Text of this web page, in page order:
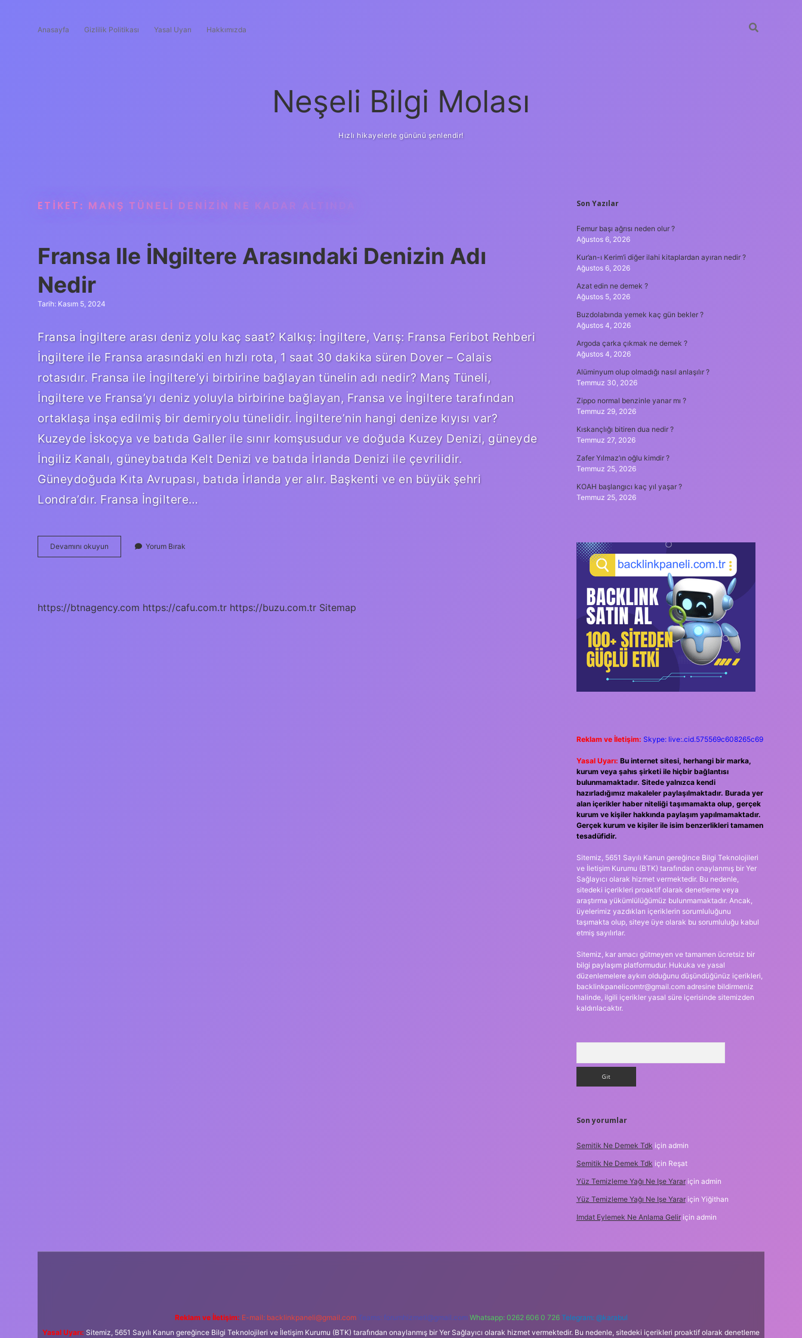
Anasayfa Gizlilik Politikası Yasal Uyarı Hakkımızda
Neşeli Bilgi Molası
Hızlı hikayelerle gününü şenlendir!
ETIKET: MANŞ TÜNELI DENIZIN NE KADAR ALTINDA
Fransa Ile İNgiltere Arasındaki Denizin Adı
Nedir
Tarih: Kasım 5, 2024
Fransa İngiltere arası deniz yolu kaç saat? Kalkış: İngiltere, Varış: Fransa Feribot Rehberi
İngiltere ile Fransa arasındaki en hızlı rota, 1 saat 30 dakika süren Dover – Calais
rotasıdır. Fransa ile İngiltere’yi birbirine bağlayan tünelin adı nedir? Manş Tüneli,
İngiltere ve Fransa’yı deniz yoluyla birbirine bağlayan, Fransa ve İngiltere tarafından
ortaklaşa inşa edilmiş bir demiryolu tünelidir. İngiltere’nin hangi denize kıyısı var?
Kuzeyde İskoçya ve batıda Galler ile sınır komşusudur ve doğuda Kuzey Denizi, güneyde
İngiliz Kanalı, güneybatıda Kelt Denizi ve batıda İrlanda Denizi ile çevrilidir.
Güneydoğuda Kıta Avrupası, batıda İrlanda yer alır. Başkenti ve en büyük şehri
Londra’dır. Fransa İngiltere…
Devamını okuyun
Ile
Nedir
Yorum Bırak
https://btnagency.com https://cafu.com.tr https://buzu.com.tr Sitemap
SIDEBAR
Son Yazılar
Femur başı ağrısı neden olur ?
Ağustos 6, 2026
Kur’an-ı Kerim’i diğer ilahi kitaplardan ayıran nedir ?
Ağustos 6, 2026
Azat edin ne demek ?
Ağustos 5, 2026
Buzdolabında yemek kaç gün bekler ?
Ağustos 4, 2026
Argoda çarka çıkmak ne demek ?
Ağustos 4, 2026
Alüminyum olup olmadığı nasıl anlaşılır ?
Temmuz 30, 2026
Zippo normal benzinle yanar mı ?
Temmuz 29, 2026
Kıskançlığı bitiren dua nedir ?
Temmuz 27, 2026
Zafer Yılmaz’ın oğlu kimdir ?
Temmuz 25, 2026
KOAH başlangıcı kaç yıl yaşar ?
Temmuz 25, 2026
Reklam ve İletişim: Skype: live:.cid.575569c608265c69
Yasal Uyarı: Bu internet sitesi, herhangi bir marka,
kurum veya şahıs şirketi ile hiçbir bağlantısı
bulunmamaktadır. Sitede yalnızca kendi
hazırladığımız makaleler paylaşılmaktadır. Burada yer
alan içerikler haber niteliği taşımamakta olup, gerçek
kurum ve kişiler hakkında paylaşım yapılmamaktadır.
Gerçek kurum ve kişiler ile isim benzerlikleri tamamen
tesadüfidir.
Sitemiz, 5651 Sayılı Kanun gereğince Bilgi Teknolojileri
ve İletişim Kurumu (BTK) tarafından onaylanmış bir Yer
Sağlayıcı olarak hizmet vermektedir. Bu nedenle,
sitedeki içerikleri proaktif olarak denetleme veya
araştırma yükümlülüğümüz bulunmamaktadır. Ancak,
üyelerimiz yazdıkları içeriklerin sorumluluğunu
taşımakta olup, siteye üye olarak bu sorumluluğu kabul
etmiş sayılırlar.
Sitemiz, kar amacı gütmeyen ve tamamen ücretsiz bir
bilgi paylaşım platformudur. Hukuka ve yasal
düzenlemelere aykırı olduğunu düşündüğünüz içerikleri,
backlinkpanelicomtr@gmail.comadresine bildirmeniz
halinde, ilgili içerikler yasal süre içerisinde sitemizden
kaldırılacaktır.
Son yorumlar
Semitik Ne Demek Tdk için admin
Semitik Ne Demek Tdk için Reşat
Yüz Temizleme Yağı Ne Işe Yarariçin admin
Yüz Temizleme Yağı Ne Işe Yarariçin Yiğithan
Imdat Eylemek Ne Anlama Geliriçin admin
Reklam ve İletişim: E-mail: backlinkpaneli@gmail.com Teams: forumhizmeti@gmail.com Whatsapp: 0262 606 0 726 Telegram: @karabul
Yasal Uyarı: Sitemiz, 5651 Sayılı Kanun gereğince Bilgi Teknolojileri ve İletişim Kurumu (BTK) tarafından onaylanmış bir Yer Sağlayıcı olarak hizmet vermektedir. Bu nedenle, sitedeki içerikleri proaktif olarak denetleme